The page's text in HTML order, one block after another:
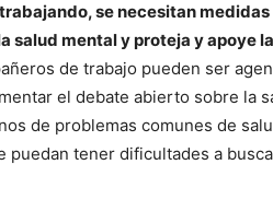
se necesitan
salud mental y proteja y apoye
de trabajo pueden ser
el debate abierto sobre la
de problemas comunes de
tener dificultades a